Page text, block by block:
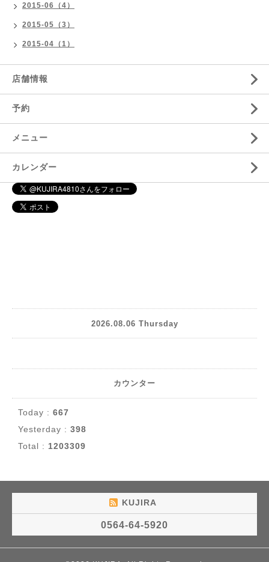
2015-06（4）
2015-05（3）
2015-04（1）
店舗情報
予約
メニュー
カレンダー
2026.08.06 Thursday
カウンター
Today : 667
Yesterday : 398
Total : 1203309
KUJIRA
0564-64-5920